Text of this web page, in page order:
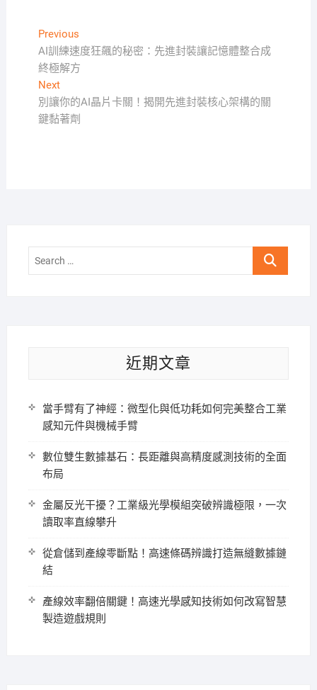
文
章
導
覽
PreviousPrevious
post:
AI訓練速度狂飆的秘密：先進封裝讓記憶體整合成
終極解方
NextNext
post:
別讓你的AI晶片卡關！揭開先進封裝核心架構的關
鍵黏著劑
Search
近期文章
當手臂有了神經：微型化與低功耗如何完美整合工業
感知元件與機械手臂
數位雙生數據基石：長距離與高精度感測技術的全面
布局
金屬反光干擾？工業級光學模組突破辨識極限，一次
讀取率直線攀升
從倉儲到產線零斷點！高速條碼辨識打造無縫數據鏈
結
產線效率翻倍關鍵！高速光學感知技術如何改寫智慧
製造遊戲規則